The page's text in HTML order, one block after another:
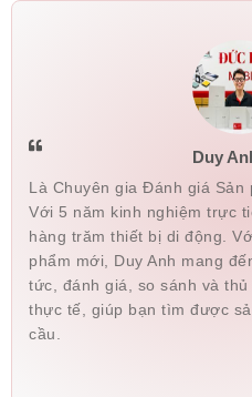
Duy
Là Chuyên gia Đánh giá Sản
Với 5 năm kinh nghiệm trực
hàng trăm thiết bị di động.
phẩm mới, Duy Anh mang
tức, đánh giá, so sánh và
thực tế, giúp bạn tìm được
cầu.